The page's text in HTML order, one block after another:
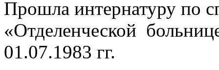
Прошла интернатуру по
«Отделенческой
01.07.1983 гг.